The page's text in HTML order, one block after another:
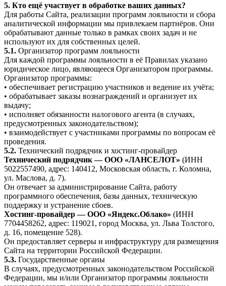
5. Кто ещё участвует в обработке ваших данных?
Для работы Сайта, реализации программ лояльности и сбора
аналитической информации мы привлекаем партнёров. Они
обрабатывают данные только в рамках своих задач и не
используют их для собственных целей.
5.1. Организатор программ лояльности
Для каждой программы лояльности в её Правилах указано
юридическое лицо, являющееся Организатором программы.
Организатор программы:
• обеспечивает регистрацию участников и ведение их учёта;
• обрабатывает заказы вознаграждений и организует их
выдачу;
• исполняет обязанности налогового агента (в случаях,
предусмотренных законодательством);
• взаимодействует с участниками программы по вопросам её
проведения.
5.2. Технический подрядчик и хостинг-провайдер
Технический подрядчик — ООО «ЛАНСЕЛОТ» (ИНН
5022557490, адрес: 140412, Московская область, г. Коломна,
ул. Маслова, д. 7).
Он отвечает за администрирование Сайта, работу
программного обеспечения, базы данных, техническую
поддержку и устранение сбоев.
Хостинг-провайдер — ООО «Яндекс.Облако» (ИНН
7704458262, адрес: 119021, город Москва, ул. Льва Толстого,
д. 16, помещение 528).
Он предоставляет серверы и инфраструктуру для размещения
Сайта на территории Российской Федерации.
5.3. Государственные органы
В случаях, предусмотренных законодательством Российской
Федерации, мы и/или Организатор программы лояльности